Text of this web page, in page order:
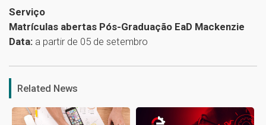
Serviço
Matrículas abertas Pós-Graduação EaD Mackenzie
Data: a partir de 05 de setembro
1
Related News